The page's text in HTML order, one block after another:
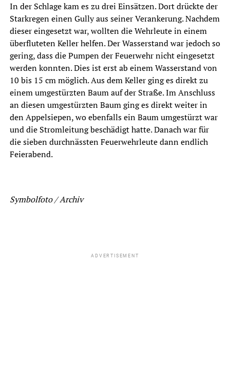
In der Schlage kam es zu drei Einsätzen. Dort drückte der
Starkregen einen Gully aus seiner Verankerung. Nachdem
dieser eingesetzt war, wollten die Wehrleute in einem
überfluteten Keller helfen. Der Wasserstand war jedoch so
gering, dass die Pumpen der Feuerwehr nicht eingesetzt
werden konnten. Dies ist erst ab einem Wasserstand von
10 bis 15 cm möglich. Aus dem Keller ging es direkt zu
einem umgestürzten Baum auf der Straße. Im Anschluss
an diesen umgestürzten Baum ging es direkt weiter in
den Appelsiepen, wo ebenfalls ein Baum umgestürzt war
und die Stromleitung beschädigt hatte. Danach war für
die sieben durchnässten Feuerwehrleute dann endlich
Feierabend.
Symbolfoto / Archiv
ADVERTISEMENT